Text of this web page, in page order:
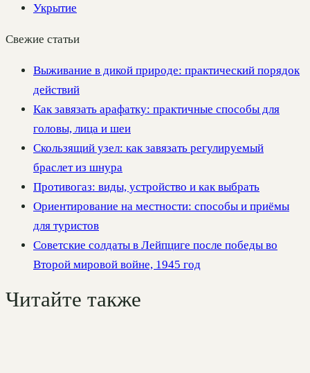
Укрытие
Свежие статьи
Выживание в дикой природе: практический порядок
действий
Как завязать арафатку: практичные способы для
головы, лица и шеи
Скользящий узел: как завязать регулируемый
браслет из шнура
Противогаз: виды, устройство и как выбрать
Ориентирование на местности: способы и приёмы
для туристов
Советские солдаты в Лейпциге после победы во
Второй мировой войне, 1945 год
Читайте также